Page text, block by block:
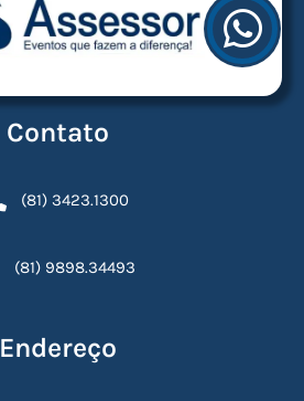
Contato
(81) 3423.1300
(81) 9898.34493
Endereço